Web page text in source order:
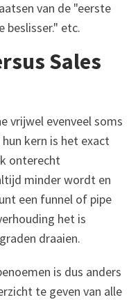
van de "eerste
etc.
Sales
vrijwel evenveel soms
kern is het exact
onterecht
minder wordt en
een funnel of pipe
het is
draaien.
is dus anders
te geven van alle